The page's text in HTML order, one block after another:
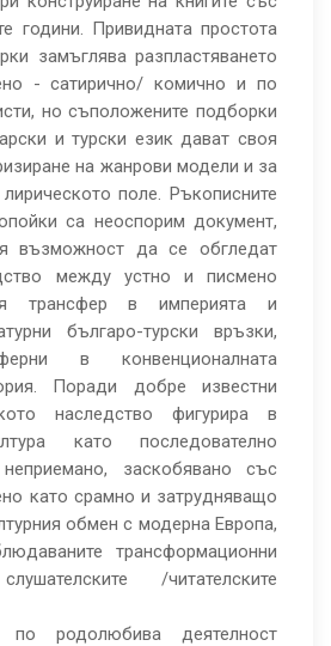
години. Привидната простота
замъглява разпластяването
- сатирично/ комично и по
но съположените подборки
и турски език дават своя
на жанрови модели и за
поле. Ръкописните
са неоспорим документ,
възможност да се обгледат
между устно и писмено
трансфер в империята и
българо-турски връзки,
в конвенционалната
Поради добре известни
наследство фигурира в
като последователно
заскобявано със
като срамно и затрудняващо
обмен с модерна Европа,
трансформационни
/читателските
по родолюбива деятелност